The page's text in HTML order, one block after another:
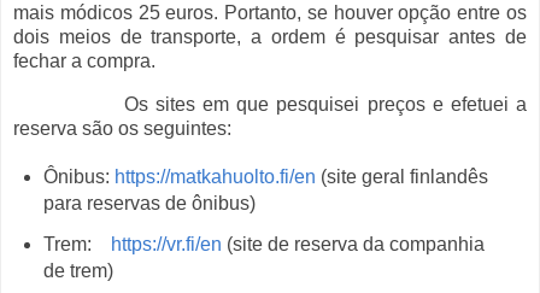
mais módicos 25 euros. Portanto, se houver opção entre os
dois meios de transporte, a ordem é pesquisar antes de
fechar a compra.
Os sites em que pesquisei preços e efetuei a
reserva são os seguintes:
Ônibus: https://matkahuolto.fi/en (site geral finlandês
para reservas de ônibus)
Trem:
https://vr.fi/en (site de reserva da companhia
de trem)